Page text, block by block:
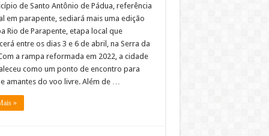
de Santo Antônio de Pádua, referência
em parapente, sediará mais uma edição
Rio de Parapente, etapa local que
entre os dias 3 e 6 de abril, na Serra da
a rampa reformada em 2022, a cidade
como um ponto de encontro para
amantes do voo livre. Além de …
»